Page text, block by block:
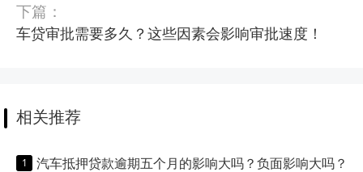
下篇：
车贷审批需要多久？这些因素会影响审批速度！
相关推荐
汽车抵押贷款逾期五个月的影响大吗？负面影响大吗？